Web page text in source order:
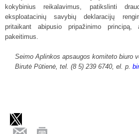
kokybinius reikalavimus, patikslinti
eksploatacinių savybių deklaracijų
pritaikant abipusio pripažinimo principą,
pakeitimus.
Seimo Aplinkos apsaugos komiteto biuro
Birutė Pūtienė, tel. (8 5) 239 6740, el. p.